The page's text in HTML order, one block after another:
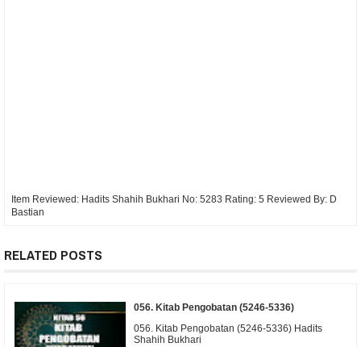
Item Reviewed: Hadits Shahih Bukhari No: 5283 Rating: 5 Reviewed By: D
Bastian
RELATED POSTS
056. Kitab Pengobatan (5246-5336)
056. Kitab Pengobatan (5246-5336) Hadits
Shahih Bukhari